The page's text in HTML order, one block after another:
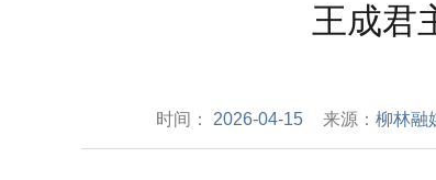
王成君
时间： 2026-04-15 来源：柳林融